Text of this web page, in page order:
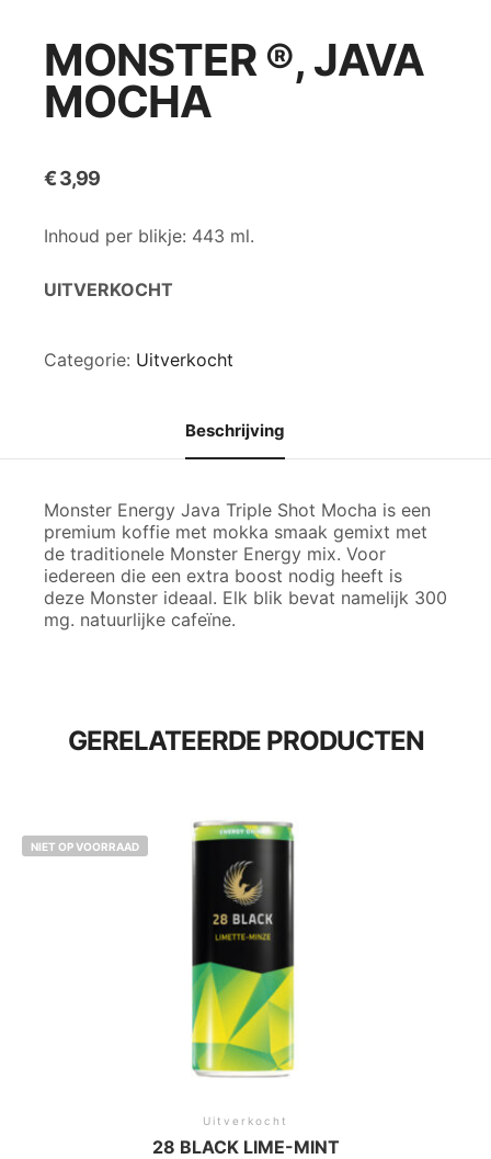
MONSTER ®, JAVA
MOCHA
€3,99
Inhoud per blikje: 443 ml.
UITVERKOCHT
Categorie: Uitverkocht
Beschrijving
Monster Energy Java Triple Shot Mocha is een
premium koffie met mokka smaak gemixt met
de traditionele Monster Energy mix. Voor
iedereen die een extra boost nodig heeft is
deze Monster ideaal. Elk blik bevat namelijk 300
mg. natuurlijke cafeïne.
GERELATEERDE PRODUCTEN
NIET OP VOORRAAD
Uitverkocht
28 BLACK LIME-MINT